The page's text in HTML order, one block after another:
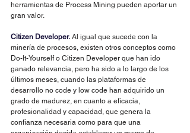
herramientas de Process Mining pueden aportar un
gran valor.
Citizen Developer. Al igual que sucede con la
minería de procesos, existen otros conceptos como
Do-It-Yourself o Citizen Developer que han ido
ganado relevancia, pero ha sido a lo largo de los
últimos meses, cuando las plataformas de
desarrollo no code y low code han adquirido un
grado de madurez, en cuanto a eficacia,
profesionalidad y capacidad, que genera la
confianza necesaria como para que una